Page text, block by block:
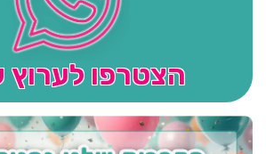
הצטרפו לערוץ